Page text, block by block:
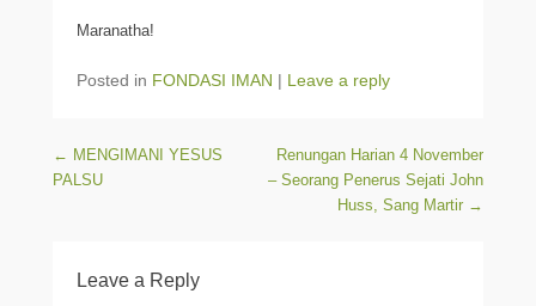
Maranatha!
Posted in FONDASI IMAN | Leave a reply
Post navigation
← MENGIMANI YESUS
PALSU
Renungan Harian 4 November
– Seorang Penerus Sejati John
Huss, Sang Martir →
Leave a Reply